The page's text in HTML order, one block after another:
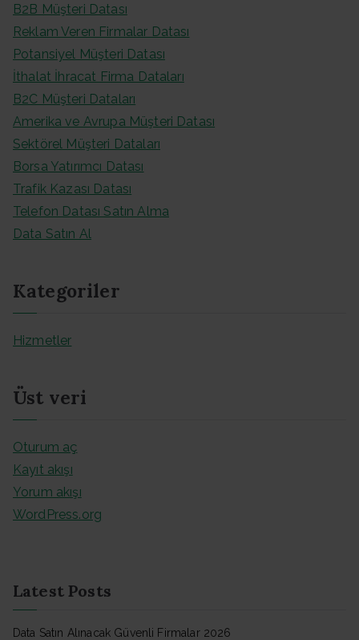
B2B Müşteri Datası
Reklam Veren Firmalar Datası
Potansiyel Müşteri Datası
İthalat İhracat Firma Dataları
B2C Müşteri Dataları
Amerika ve Avrupa Müşteri Datası
Sektörel Müşteri Dataları
Borsa Yatırımcı Datası
Trafik Kazası Datası
Telefon Datası Satın Alma
Data Satın Al
Kategoriler
Hizmetler
Üst veri
Oturum aç
Kayıt akışı
Yorum akışı
WordPress.org
Latest Posts
Data Satın Alınacak Güvenli Firmalar 2026